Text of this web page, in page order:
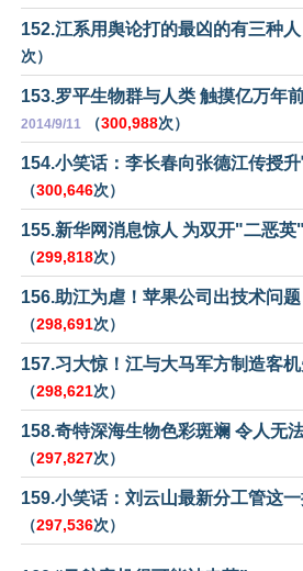
152.江系用舆论打的最凶的有三种人
次）
153.罗平生物群与人类 触摸亿万年
2014/9/11 （300,988次）
154.小笑话：李长春向张德江传授
（300,646次）
155.新华网消息惊人 为双开"二恶英
（299,818次）
156.助江为虐！苹果公司出技术问
（298,691次）
157.习大惊！江与大马军方制造客
（298,621次）
158.奇特深海生物色彩斑斓 令人无
（297,827次）
159.小笑话：刘云山最新分工管这
（297,536次）